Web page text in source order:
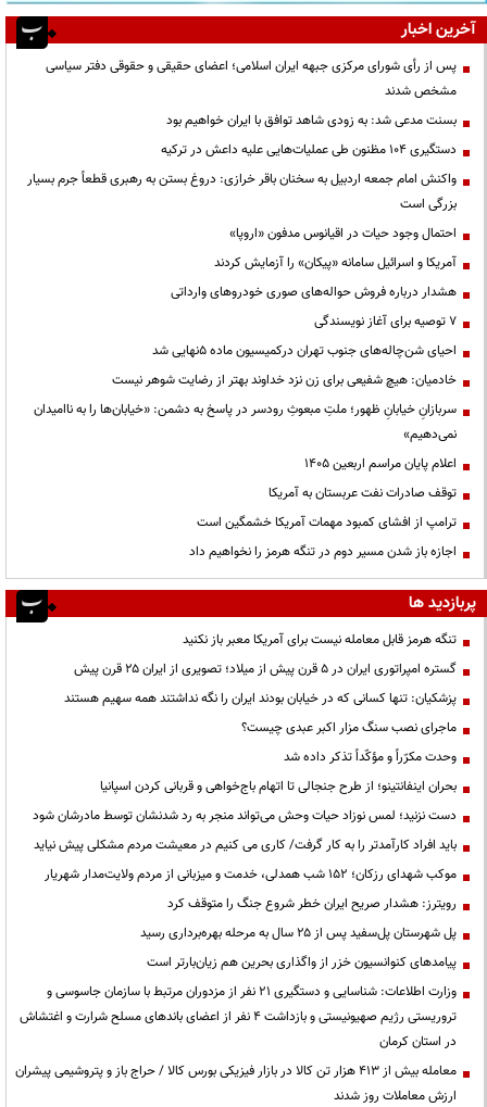
آخرین اخبار
پس از رأی شورای مرکزی جبهه ایران اسلامی؛ اعضای حقیقی و حقوقی دفتر سیاسی
مشخص شدند
بسنت مدعی شد: به زودی شاهد توافق با ایران خواهیم بود
دستگیری ۱۰۴ مظنون طی عملیات‌هایی علیه داعش در ترکیه
واکنش امام جمعه اردبیل به سخنان باقر خرازی: دروغ بستن به رهبری قطعاً جرم بسیار
بزرگی است
احتمال وجود حیات در اقیانوس مدفون «اروپا»
آمریکا و اسرائیل سامانه «پیکان» را آزمایش کردند
هشدار درباره فروش حواله‌های صوری خودروهای وارداتی
۷ توصیه برای آغاز نویسندگی
احیای شن‌چاله‌های جنوب تهران درکمیسیون ماده ۵نهایی شد
خادمیان: هیچ شفیعی برای زن نزد خداوند بهتر از رضایت شوهر نیست
سربازانِ خیابانِ ظهور؛ ملتِ مبعوثِ رودسر در پاسخ به دشمن: «خیابان‌ها را به ناامیدان
نمی‌دهیم»
اعلام پایان مراسم اربعین ۱۴۰۵
توقف صادرات نفت عربستان به آمریکا
ترامپ از افشای کمبود مهمات آمریکا خشمگین است
اجازه باز شدن مسیر دوم در تنگه هرمز را نخواهیم داد
پربازدید ها
تنگه هرمز قابل معامله نیست برای آمریکا معبر باز نکنید
گستره امپراتوری ایران در ۵ قرن پیش از میلاد؛ تصویری از ایران ۲۵ قرن پیش
پزشکیان: تنها کسانی که در خیابان بودند ایران را نگه نداشتند همه سهیم هستند
ماجرای نصب سنگ مزار اکبر عبدی چیست؟
وحدت مکرّراً و مؤکّداً تذکر داده شد
بحران اینفانتینو؛ از طرح جنجالی تا اتهام باج‌خواهی و قربانی کردن اسپانیا
دست نزنید؛ لمس نوزاد حیات وحش می‌تواند منجر به رد شدنشان توسط مادرشان شود
باید افراد کارآمدتر را به کار گرفت/ کاری می کنیم در معیشت مردم مشکلی پیش نیاید
موکب شهدای رزکان؛ ۱۵۲ شب همدلی، خدمت و میزبانی از مردم ولایت‌مدار شهریار
رویترز: هشدار صریح ایران خطر شروع جنگ را متوقف کرد
پل شهرستان پل‌سفید پس از ۲۵ سال به مرحله بهره‌برداری رسید
پیامدهای کنوانسیون خزر از واگذاری بحرین هم زیان‌بارتر است
وزارت اطلاعات: شناسایی و دستگیری ۲۱ نفر از مزدوران مرتبط با سازمان جاسوسی و
تروریستی رژیم صهیونیستی و بازداشت ۴ نفر از اعضای باندهای مسلح شرارت و اغتشاش
در استان کرمان
معامله بیش از ۴۱۳ هزار تن کالا در بازار فیزیکی بورس کالا / حراج باز و پتروشیمی پیشران
ارزش معاملات روز شدند